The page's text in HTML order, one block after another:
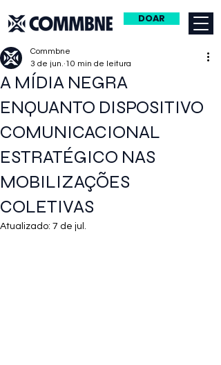
DOAR
A MÍDIA NEGRA
ENQUANTO DISPOSITIVO
COMUNICACIONAL
ESTRATÉGICO NAS
MOBILIZAÇÕES
COLETIVAS
Commbne
3 de jun. 10 min de leitura
Atualizado: 7 de jul.